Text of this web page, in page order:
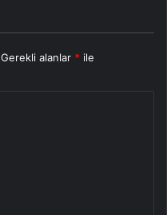
Gerekli alanlar * ile